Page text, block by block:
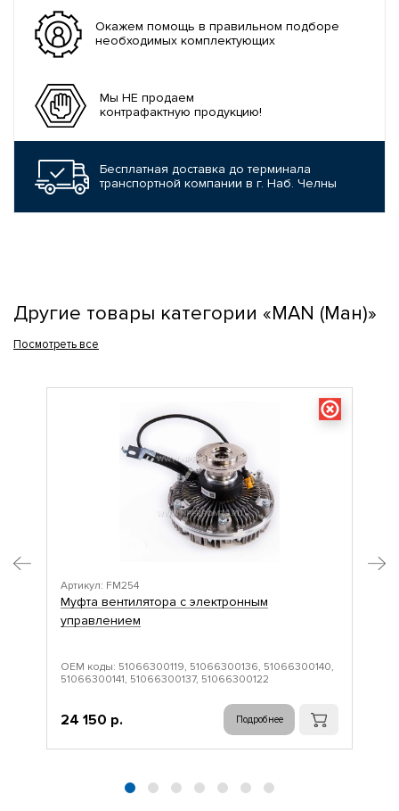
Окажем помощь в правильном подборе
необходимых комплектующих
Мы НЕ продаем
контрафактную продукцию!
Бесплатная доставка до терминала
транспортной компании в г. Наб. Челны
Другие товары категории «MAN (Ман)»
Посмотреть все
Артикул: FM254
Муфта вентилятора с электронным
управлением
ОЕМ коды: 51066300119, 51066300136, 51066300140,
51066300141, 51066300137, 51066300122
24 150 р. Подробнее